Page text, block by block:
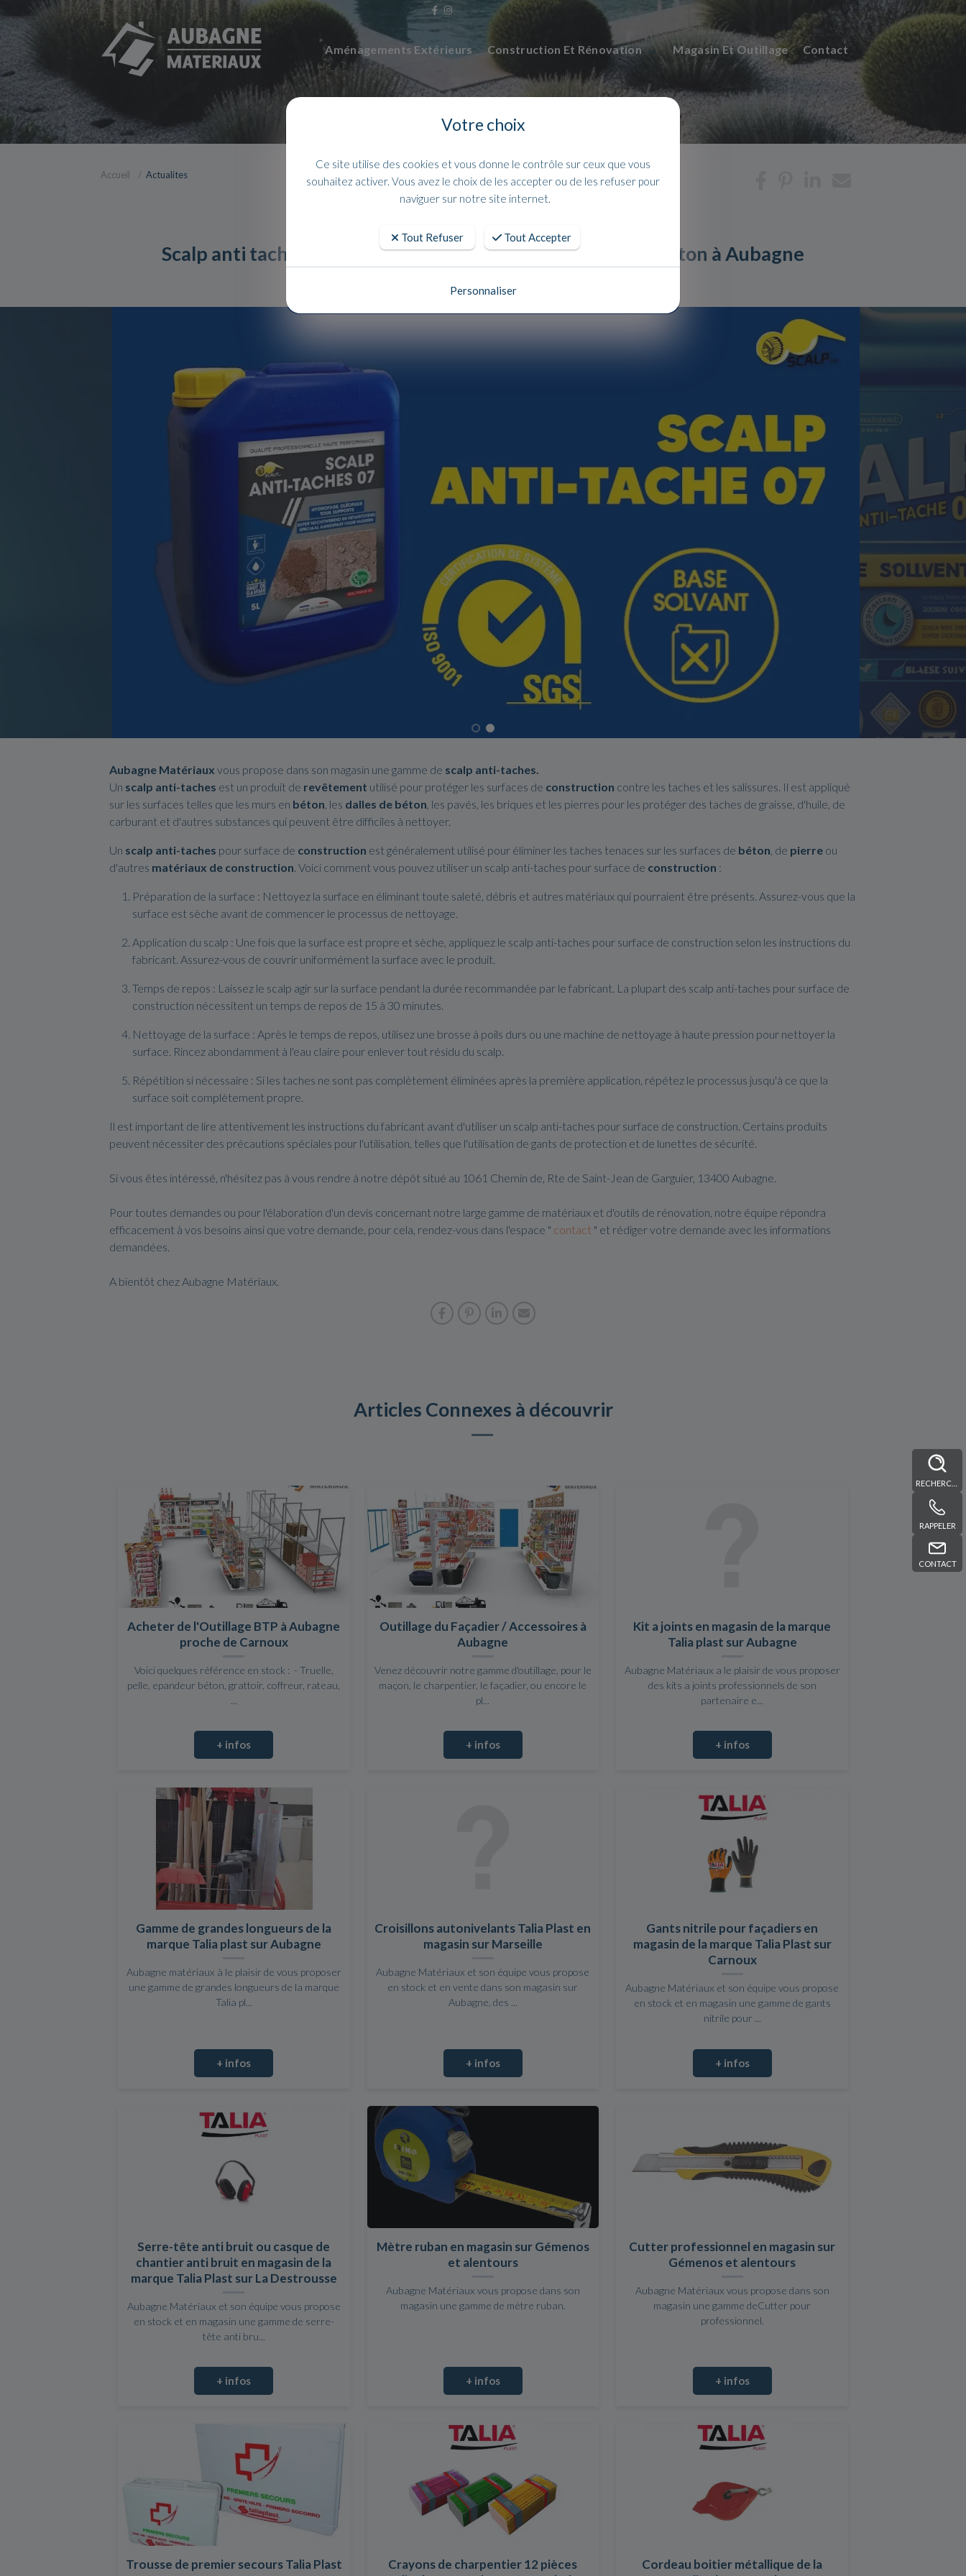
Aménagements Extérieurs Construction Et Rénovation Magasin Et Outillage Contact
RAPPELER
CONTACT
Accueil Actualites
Scalp anti taches 07 pour nettoyage de murs ou dalles en béton à Aubagne
Aubagne Matériaux vous propose dans son magasin une gamme de scalp anti-taches.
Un scalp anti-taches est un produit de revêtement utilisé pour protéger les surfaces de construction contre les taches et les salissures. Il est appliqué
sur les surfaces telles que les murs en béton , les dalles de béton , les pavés, les briques et les pierres pour les protéger des taches de graisse, d'huile, de
carburant et d'autres substances qui peuvent être difficiles à nettoyer.
Un scalp anti-taches pour surface de construction est généralement utilisé pour éliminer les taches tenaces sur les surfaces de béton , de pierre ou
d'autres matériaux de construction. Voici comment vous pouvez utiliser un scalp anti-taches pour surface de construction :
Préparation de la surface : Nettoyez la surface en éliminant toute saleté, débris et autres matériaux qui pourraient être présents. Assurez-vous que la
surface est sèche avant de commencer le processus de nettoyage.
Application du scalp : Une fois que la surface est propre et sèche, appliquez le scalp anti-taches pour surface de construction selon les instructions du
fabricant. Assurez-vous de couvrir uniformément la surface avec le produit.
Temps de repos : Laissez le scalp agir sur la surface pendant la durée recommandée par le fabricant. La plupart des scalp anti-taches pour surface de
construction nécessitent un temps de repos de 15 à 30 minutes.
Nettoyage de la surface : Après le temps de repos, utilisez une brosse à poils durs ou une machine de nettoyage à haute pression pour nettoyer la
surface. Rincez abondamment à l'eau claire pour enlever tout résidu du scalp.
Répétition si nécessaire : Si les taches ne sont pas complètement éliminées après la première application, répétez le processus jusqu'à ce que la
surface soit complètement propre.
Il est important de lire attentivement les instructions du fabricant avant d'utiliser un scalp anti-taches pour surface de construction. Certains produits
peuvent nécessiter des précautions spéciales pour l'utilisation, telles que l'utilisation de gants de protection et de lunettes de sécurité.
Si vous êtes intéressé, n'hésitez pas à vous rendre à notre dépôt situé au 1061 Chemin de, Rte de Saint-Jean de Garguier, 13400 Aubagne.
Pour toutes demandes ou pour l'élaboration d'un devis concernant notre large gamme de matériaux et d'outils de rénovation, notre équipe répondra
efficacement à vos besoins ainsi que votre demande, pour cela, rendez-vous dans l'espace " contact " et rédiger votre demande avec les informations
demandées.
A bientôt chez Aubagne Matériaux.
Articles Connexes à découvrir
Acheter de l'Outillage BTP à Aubagne
proche de Carnoux
Voici quelques référence en stock : - Truelle,
pelle, epandeur béton, grattoir, coffreur, rateau,
+ infos
Outillage du Façadier / Accessoires à
Aubagne
Venez découvrir notre gamme d'outillage, pour le
maçon, le charpentier, le façadier, ou encore le
pl...
+ infos
Kit a joints en magasin de la marque
Talia plast sur Aubagne
Aubagne Matériaux a le plaisir de vous proposer
des kits a joints professionnels de son
partenaire e...
+ infos
Gamme de grandes longueurs de la
marque Talia plast sur Aubagne
Aubagne matériaux à le plaisir de vous proposer
une gamme de grandes longueurs de la marque
Talia pl...
+ infos
Croisillons autonivelants Talia Plast en
magasin sur Marseille
Aubagne Matériaux et son équipe vous propose
en stock et en vente dans son magasin sur
Aubagne, des ...
+ infos
Gants nitrile pour façadiers en
magasin de la marque Talia Plast sur
Carnoux
Aubagne Matériaux et son équipe vous propose
en stock et en magasin une gamme de gants
nitrile pour ...
+ infos
Serre-tête anti bruit ou casque de
chantier anti bruit en magasin de la
marque Talia Plast sur La Destrousse
Aubagne Matériaux et son équipe vous propose
en stock et en magasin une gamme de serre-
tête anti bru...
+ infos
Mètre ruban en magasin sur Gémenos
et alentours
Aubagne Matériaux vous propose dans son
magasin une gamme de mètre ruban.
+ infos
Cutter professionnel en magasin sur
Gémenos et alentours
Aubagne Matériaux vous propose dans son
magasin une gamme deCutter pour
professionnel.
+ infos
Trousse de premier secours Talia Plast
Crayons de charpentier 12 pièces
Cordeau boitier métallique de la
Votre choix
Ce site utilise des cookies et vous donne le contrôle sur ceux que vous
souhaitez activer. Vous avez le choix de les accepter ou de les refuser pour
naviguer sur notre site internet.
Tout Refuser Tout Accepter
Personnaliser